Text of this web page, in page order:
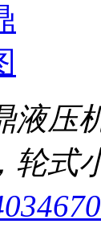
液压
轮式